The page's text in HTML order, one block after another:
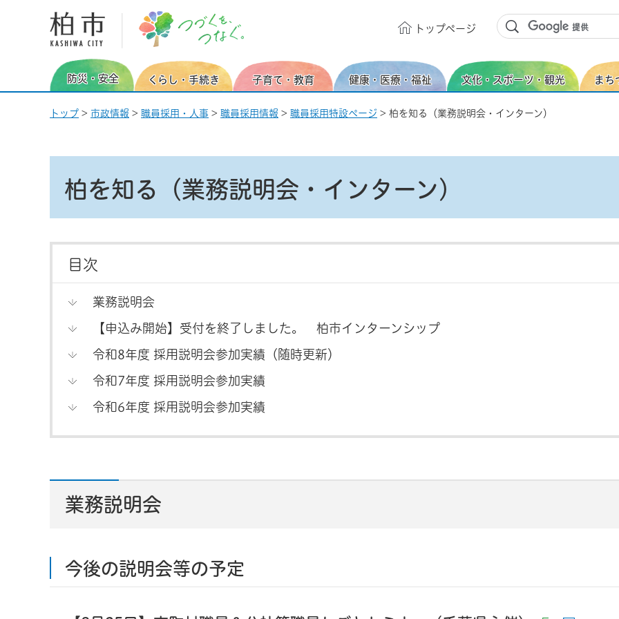
柏市 つづくを、つなぐ。
トップページ
防災・安全 くらし・手続き 子育て・教育 健康・医療・福祉 文化・スポーツ・観光 まち
トップ > 市政情報 > 職員採用・人事 > 職員採用情報 > 職員採用特設ページ > 柏を知る（業務説明会・インターン）
柏を知る（業務説明会・インターン）
目次
業務説明会
【申込み開始】受付を終了しました。 柏市インターンシップ
令和8年度 採用説明会参加実績（随時更新）
令和7年度 採用説明会参加実績
令和6年度 採用説明会参加実績
業務説明会
今後の説明会等の予定